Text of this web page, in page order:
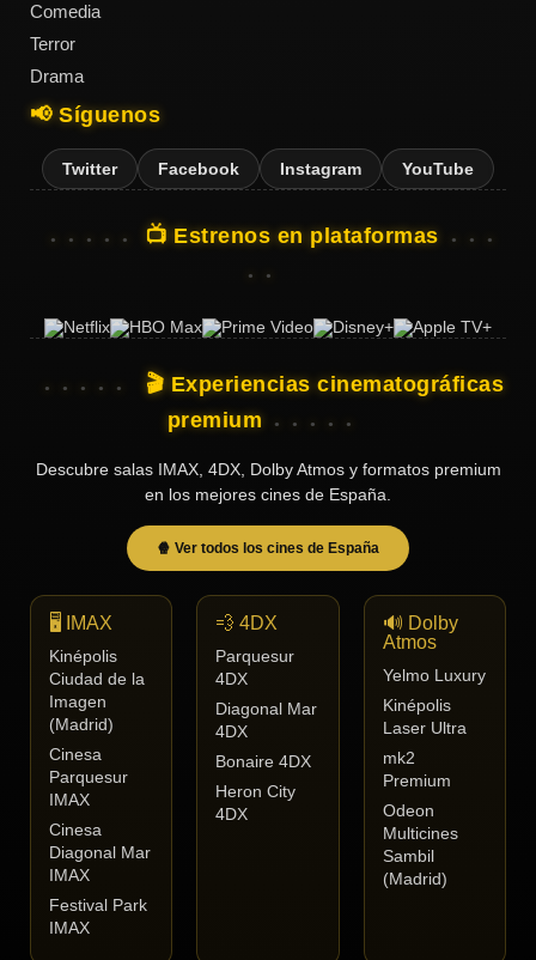
Terror
Ficción
TENDENCIAS
Películas
del mes
Tendencias
tráilers
Comedia
Terror
Drama
📢 Síguenos
Twitter Facebook Instagram YouTube
📺 Estrenos en plataformas
🎬 Experiencias cinematográficas
premium
Descubre salas IMAX, 4DX, Dolby Atmos y formatos premium
en los mejores cines de España.
🍿 Ver todos los cines de España
🖥️ IMAX
Kinépolis
Ciudad de la
Imagen
(Madrid)
Cinesa
Parquesur
IMAX
Cinesa
Diagonal Mar
IMAX
Festival Park
IMAX
💨 4DX
Parquesur
4DX
Diagonal Mar
4DX
Bonaire 4DX
Heron City
4DX
🔊 Dolby
Atmos
Yelmo Luxury
Kinépolis
Laser Ultra
mk2
Premium
Odeon
Multicines
Sambil
(Madrid)